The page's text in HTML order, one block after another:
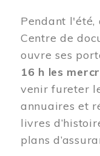
Pendant
Centre de
ouvre ses
16 h les
venir fureter
annuaires et
livres
plans